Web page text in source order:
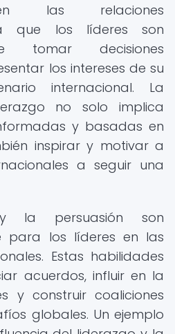
las relaciones
que los líderes son
tomar decisiones
los intereses de su
internacional. La
no solo implica
y basadas en
inspirar y motivar a
a seguir una
la persuasión son
para los líderes en las
Estas habilidades
acuerdos, influir en la
y construir coaliciones
globales. Un ejemplo